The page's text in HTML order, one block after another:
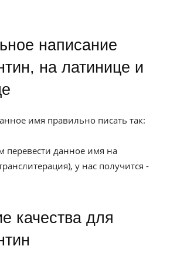
на латинице и
имя правильно писать так:
перевести данное имя на
у нас получится -